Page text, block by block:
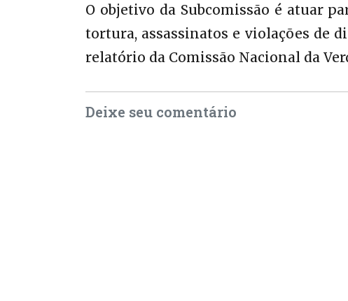
O objetivo da Subcomissão é atuar
tortura, assassinatos e violações de
relatório da Comissão Nacional da
Deixe seu comentário